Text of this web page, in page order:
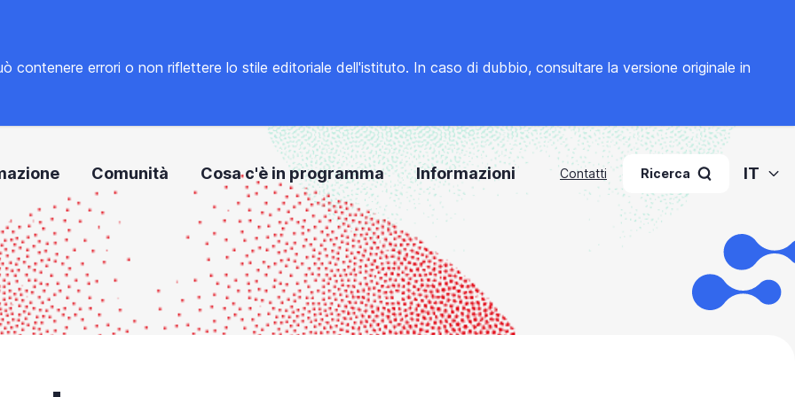
errori o non riflettere lo stile editoriale dell'istituto. In caso di dubbio, consultare la versione originale in
Comunità Cosa c'è in programma Informazioni Contatti Ricerca IT